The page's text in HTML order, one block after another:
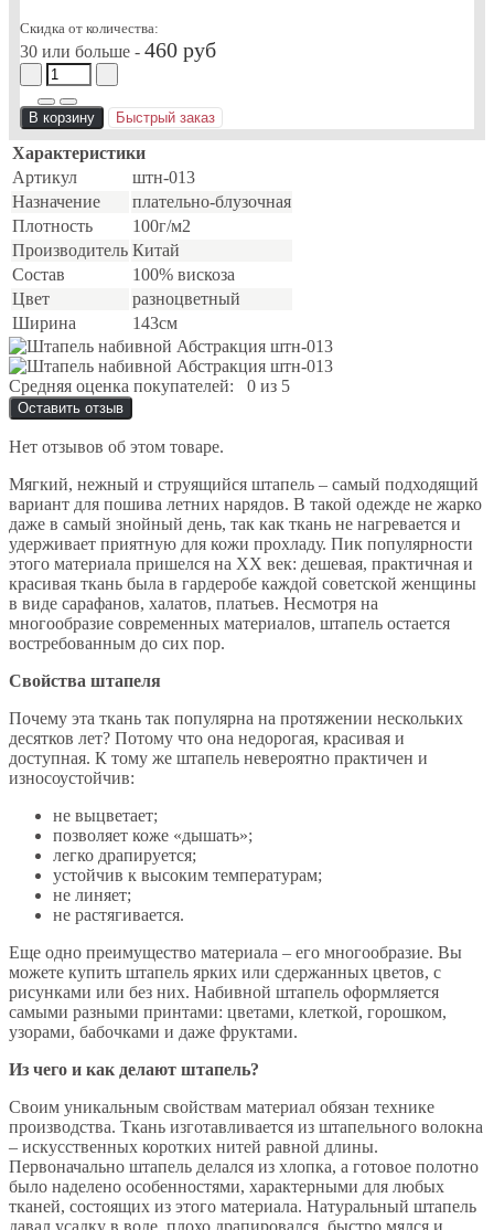
Скидка от количества:
30 или больше - 460 руб
В корзину Быстрый заказ
Характеристики
Артикул
штн-013
Назначение
плательно-блузочная
Плотность
100г/м2
Производитель Китай
Состав
100% вискоза
Цвет
разноцветный
Ширина
143см
Средняя оценка покупателей: 0 из 5
Оставить отзыв
Нет отзывов об этом товаре.
Мягкий, нежный и струящийся штапель – самый подходящий
вариант для пошива летних нарядов. В такой одежде не жарко
даже в самый знойный день, так как ткань не нагревается и
удерживает приятную для кожи прохладу. Пик популярности
этого материала пришелся на XX век: дешевая, практичная и
красивая ткань была в гардеробе каждой советской женщины
в виде сарафанов, халатов, платьев. Несмотря на
многообразие современных материалов, штапель остается
востребованным до сих пор.
Свойства штапеля
Почему эта ткань так популярна на протяжении нескольких
десятков лет? Потому что она недорогая, красивая и
доступная. К тому же штапель невероятно практичен и
износоустойчив:
не выцветает;
позволяет коже «дышать»;
легко драпируется;
устойчив к высоким температурам;
не линяет;
не растягивается.
Еще одно преимущество материала – его многообразие. Вы
можете купить штапель ярких или сдержанных цветов, с
рисунками или без них. Набивной штапель оформляется
самыми разными принтами: цветами, клеткой, горошком,
узорами, бабочками и даже фруктами.
Из чего и как делают штапель?
Своим уникальным свойствам материал обязан технике
производства. Ткань изготавливается из штапельного волокна
– искусственных коротких нитей равной длины.
Первоначально штапель делался из хлопка, а готовое полотно
было наделено особенностями, характерными для любых
тканей, состоящих из этого материала. Натуральный штапель
давал усадку в воде, плохо драпировался, быстро мялся и